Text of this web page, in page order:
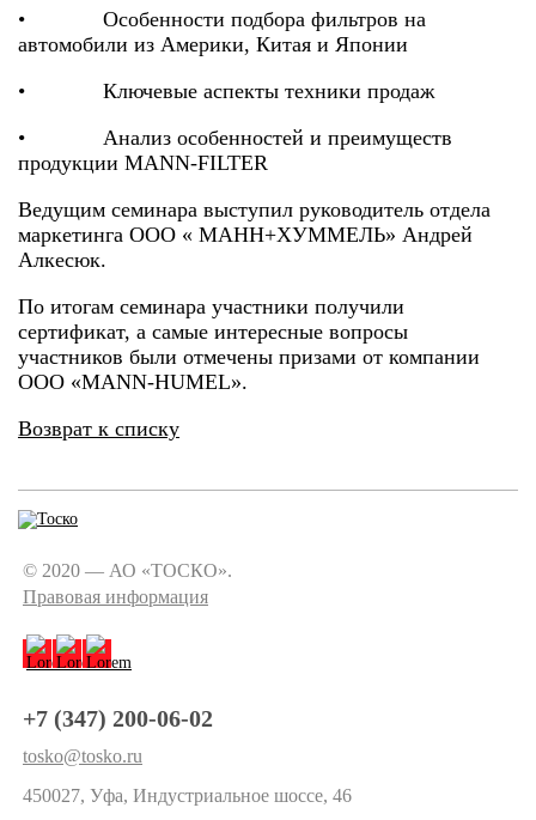
• Особенности подбора фильтров на
автомобили из Америки, Китая и Японии
• Ключевые аспекты техники продаж
• Анализ особенностей и преимуществ
продукции MANN-FILTER
Ведущим семинара выступил руководитель отдела
маркетинга ООО « МАНН+ХУММЕЛЬ» Андрей
Алкесюк.
По итогам семинара участники получили
сертификат, а самые интересные вопросы
участников были отмечены призами от компании
ООО «MANN-HUMEL».
Возврат к списку
© 2020 — АО «ТОСКО».
Правовая информация
+7 (347) 200-06-02
tosko@tosko.ru
450027, Уфа, Индустриальное шоссе, 46